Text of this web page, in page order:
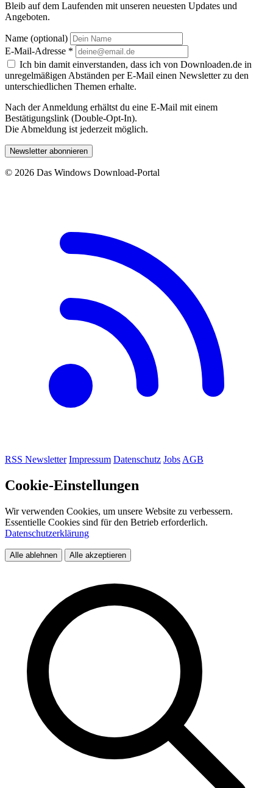
Bleib auf dem Laufenden mit unseren neuesten Updates und
Angeboten.
Name (optional)
E-Mail-Adresse *
Ich bin damit einverstanden, dass ich von Downloaden.de in
unregelmäßigen Abständen per E-Mail einen Newsletter zu den
unterschiedlichen Themen erhalte.
Nach der Anmeldung erhältst du eine E-Mail mit einem
Bestätigungslink (Double-Opt-In).
Die Abmeldung ist jederzeit möglich.
Newsletter abonnieren
© 2026 Das Windows Download-Portal
RSS Newsletter Impressum Datenschutz JobsAGB
Cookie-Einstellungen
Wir verwenden Cookies, um unsere Website zu verbessern.
Essentielle Cookies sind für den Betrieb erforderlich.
Datenschutzerklärung
Alle ablehnen Alle akzeptieren